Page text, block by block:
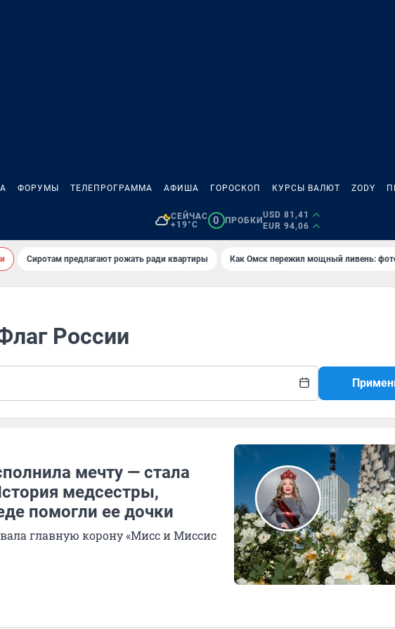
ФОРУМЫ ТЕЛЕПРОГРАММА АФИША ГОРОСКОП КУРСЫ ВАЛЮТ ZODY
СЕЙЧАС
+19°C
0 ПРОБКИ
USD 81,41
EUR 94,06
Сиротам предлагают рожать ради квартиры Как Омск пережил мощный ливень:
России
мечту — стала
медсестры,
помогли ее дочки
главную корону «Мисс и Миссис